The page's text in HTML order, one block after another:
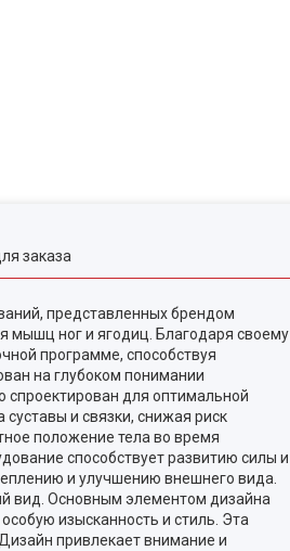
заказа
представленных брендом
мышц ног и ягодиц. Благодаря своему
программе, способствуя
на глубоком понимании
для оптимальной
и связки, снижая риск
положение тела во время
способствует развитию силы и
и улучшению внешнего вида.
вид. Основным элементом дизайна
изысканность и стиль. Эта
привлекает внимание и